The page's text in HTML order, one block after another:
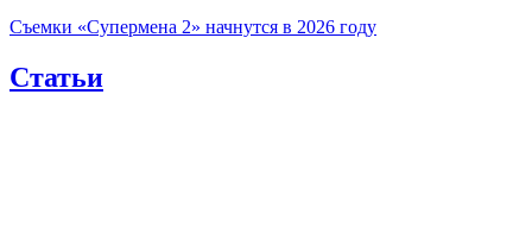
Съемки «Супермена 2» начнутся в 2026 году
Статьи